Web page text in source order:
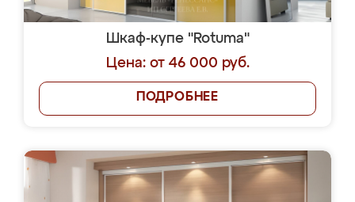
Шкаф-купе "Rotuma"
Цена: от 46 000 руб.
ПОДРОБНЕЕ